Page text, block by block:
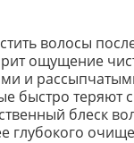
волосы
ощущение
и
быстро теряют
блеск
глубокого